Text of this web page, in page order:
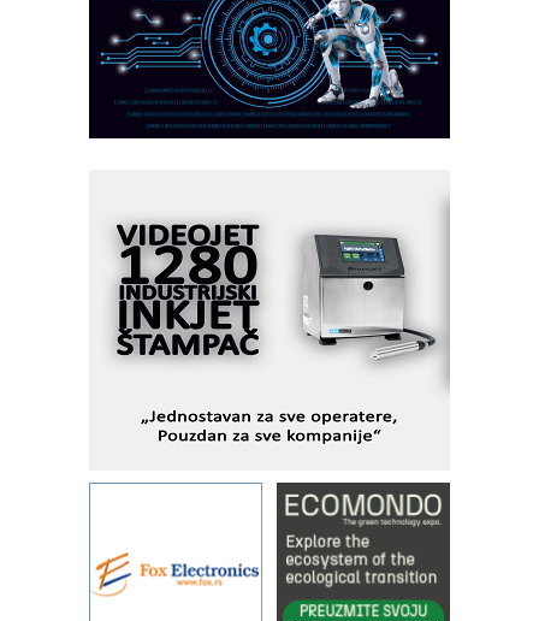
obradu!
Razvoj asortimanskog pravca MINI-
PLC AKYTEC
AUKOM: Svetski standard metrologije
dostupan u Srbiji
I.SAFE MOBILE revolucioniše
industrijsku automatizaciju
pionirskimmobile operator PANEL-OM
Fleksibilno stezanje i brzo
podešavanje u proizvodnji prototipova
KIP KOP – napredna rešenja za
objekte
Alba d.o.o. – 35 godina preciznosti u
IBeRTIM - oprema za ispitivanje
kontrole kvaliteta
STAUFF – Komponente koje
povećavaju pouzdanost hidrauličkih